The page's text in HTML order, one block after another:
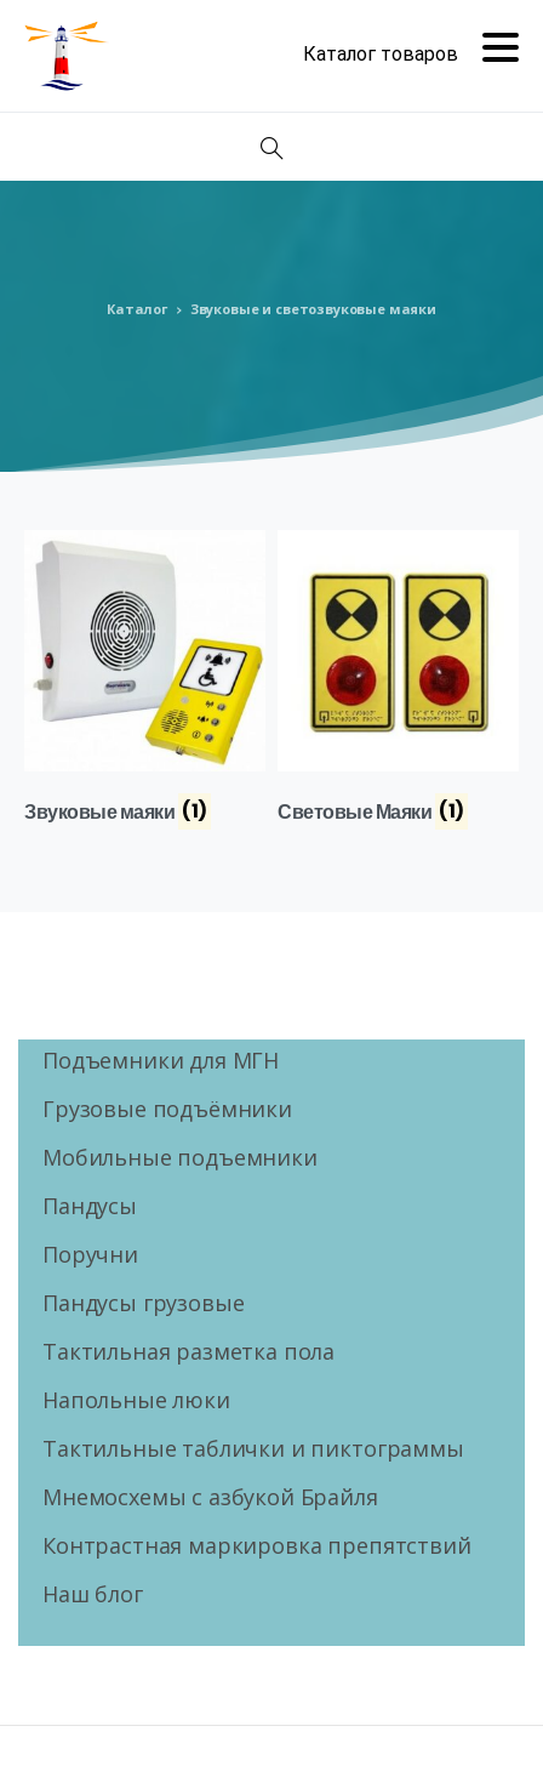
Поиск
Каталог Звуковые и светозвуковые маяки
Звуковые маяки (1) Световые Маяки (1)
Подъемники для МГН
Грузовые подъёмники
Мобильные подъемники
Пандусы
Поручни
Пандусы грузовые
Тактильная разметка пола
Напольные люки
Тактильные таблички и пиктограммы
Мнемосхемы с азбукой Брайля
Контрастная маркировка препятствий
Наш блог